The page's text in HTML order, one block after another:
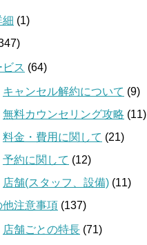
細 (1)
ス (64)
キャンセル解約について (9)
無料カウンセリング攻略 (11)
料金・費用に関して (21)
予約に関して (12)
店舗(スタッフ、設備) (11)
他注意事項 (137)
店舗ごとの特長 (71)